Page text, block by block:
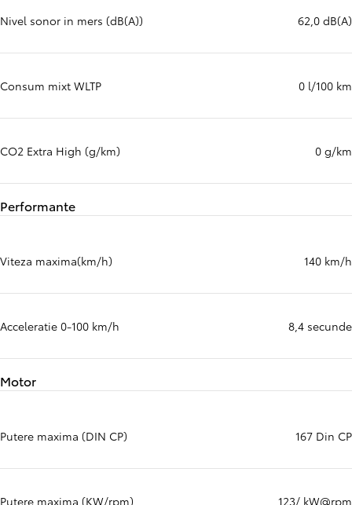
Nivel sonor in mers (dB(A)) 62,0 dB(A)
Consum mixt WLTP 0 l/100 km
CO2 Extra High (g/km) 0 g/km
Performante
Viteza maxima(km/h) 140 km/h
Acceleratie 0-100 km/h 8,4 secunde
Motor
Putere maxima (DIN CP) 167 Din CP
Putere maxima (KW/rpm) 123/ kW@rpm